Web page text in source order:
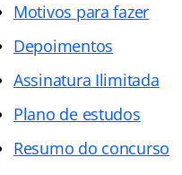
Motivos para fazer
Depoimentos
Assinatura Ilimitada
Plano de estudos
Resumo do concurso